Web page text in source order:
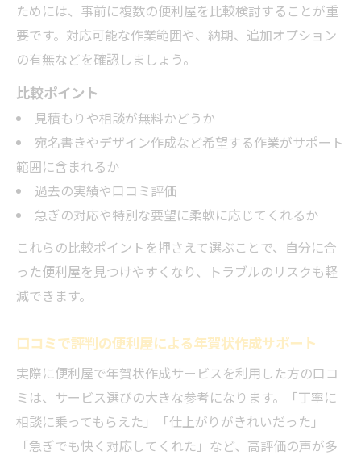
ためには、事前に複数の便利屋を比較検討することが重
要です。対応可能な作業範囲や、納期、追加オプション
の有無などを確認しましょう。
比較ポイント
見積もりや相談が無料かどうか
宛名書きやデザイン作成など希望する作業がサポート
範囲に含まれるか
過去の実績や口コミ評価
急ぎの対応や特別な要望に柔軟に応じてくれるか
これらの比較ポイントを押さえて選ぶことで、自分に合
った便利屋を見つけやすくなり、トラブルのリスクも軽
減できます。
口コミで評判の便利屋による年賀状作成サポート
実際に便利屋で年賀状作成サービスを利用した方の口コ
ミは、サービス選びの大きな参考になります。「丁寧に
相談に乗ってもらえた」「仕上がりがきれいだった」
「急ぎでも快く対応してくれた」など、高評価の声が多